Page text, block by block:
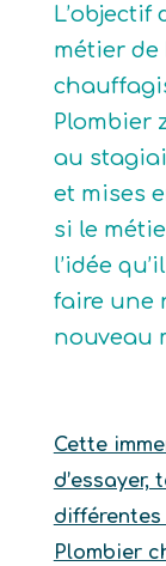
L’objectif
métier de
Plombier
au
et mises
si le
l’idée
faire une
nouveau
Cette
différentes
Plombier